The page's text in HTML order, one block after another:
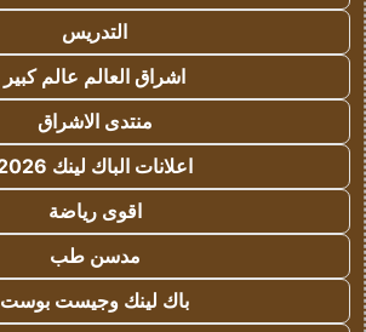
التدريس
اشراق العالم عالم كبير
منتدى الاشراق
اعلانات الباك لينك 2026
اقوى رياضة
مدسن طب
باك لينك وجيست بوست